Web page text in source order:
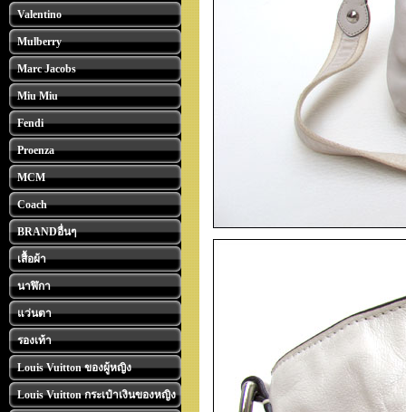
Valentino
Mulberry
Marc Jacobs
Miu Miu
Fendi
Proenza
MCM
Coach
BRANDอื่นๆ
เสื้อผ้า
นาฬิกา
แว่นตา
รองเท้า
Louis Vuitton ของผู้หญิง
Louis Vuitton กระเป๋าเงินของหญิง